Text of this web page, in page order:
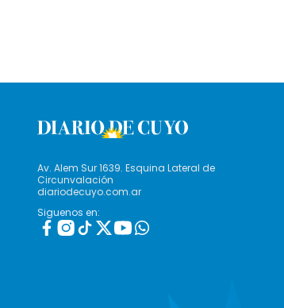
Av. Alem Sur 1639. Esquina Lateral de
Circunvalación
diariodecuyo.com.ar
Siguenos en: